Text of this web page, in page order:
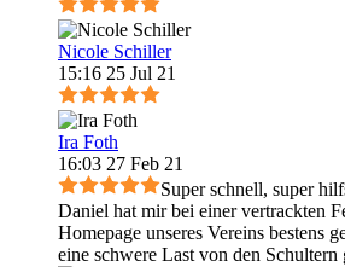
Nicole Schiller
15:16 25 Jul 21
Ira Foth
16:03 27 Feb 21
Super schnell, super
Daniel hat mir bei einer vertrackten
Homepage unseres Vereins bestens
eine schwere Last von den